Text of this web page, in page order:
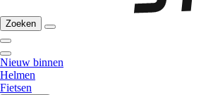
Zoeken
Nieuw binnen
Helmen
Fietsen